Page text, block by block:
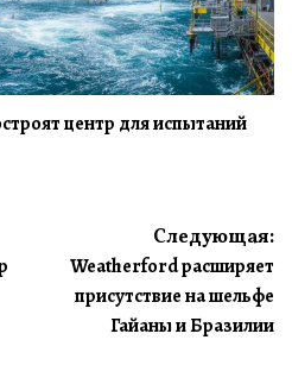
центр для испытаний
Следующая:
Weatherford расширяет
присутствие на шельфе
Гайаны и Бразилии